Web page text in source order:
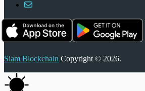
Siam Blockchain Copyright © 2026.